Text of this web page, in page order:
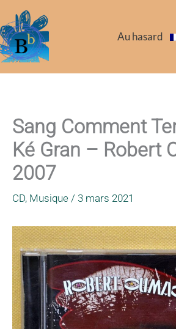
au
contenu
Au hasard
Sang Comment
Ké Gran – Robert
2007
CD, Musique / 3 mars 2021